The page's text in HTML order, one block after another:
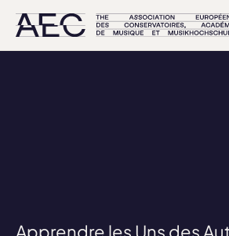
Apprendre les Uns des